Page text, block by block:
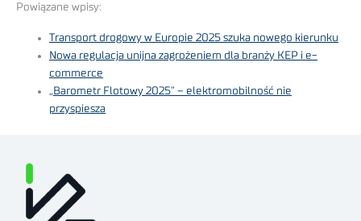
Powiązane wpisy:
Transport drogowy w Europie 2025 szuka nowego kierunku
Nowa regulacja unijna zagrożeniem dla branży KEP i e-
commerce
„Barometr Flotowy 2025” – elektromobilność nie
przyspiesza